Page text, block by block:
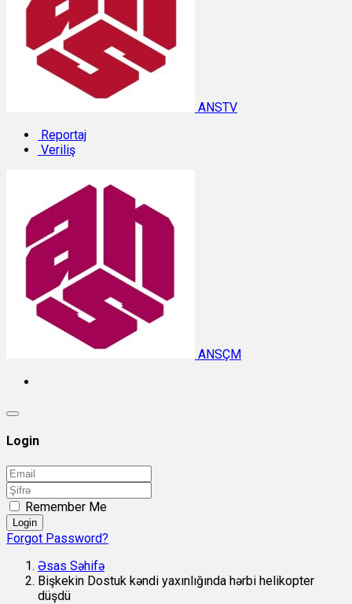
ANSTV
Reportaj
Veriliş
ANSÇM
Login
Remember Me
Login
Forgot Password?
Əsas Səhifə
Bişkekin Dostuk kəndi yaxınlığında hərbi helikopter
düşdü